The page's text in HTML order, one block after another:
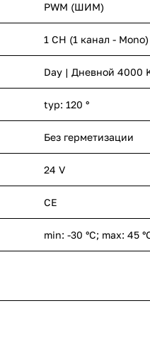
PWM (ШИМ)
1 CH (1 канал - Mono)
Day | Дневной 4000
typ: 120 °
Без герметизации
24 V
CE
min: -30 °C; max: 45